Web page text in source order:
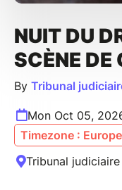
NUIT DU
SCÈNE DE
By Tribunal
Mon Oct 05,
Timezone :
Tribunal